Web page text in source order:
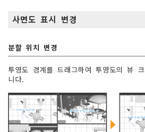
사면도 표시 변경
분할 위치 변경
투영도 경계를 드래그하여 투영도의 뷰
니다.